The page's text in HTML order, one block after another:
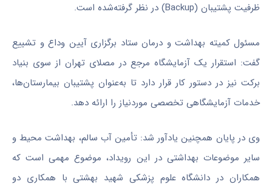
ظرفیت پشتیبان (Backup) در نظر گرفته‌شده است.
مسئول کمیته بهداشت و درمان ستاد برگزاری آیین وداع و تشییع
گفت: استقرار یک آزمایشگاه مرجع در مصلای تهران از سوی بنیاد
برکت نیز در دستور کار قرار دارد تا به‌عنوان پشتیبان بیمارستان‌ها،
خدمات آزمایشگاهی تخصصی موردنیاز را ارائه دهد.
وی در پایان همچنین یادآور شد: تأمین آب سالم، بهداشت محیط و
سایر موضوعات بهداشتی در این رویداد، موضوع مهمی است که
همکاران در دانشگاه علوم پزشکی شهید بهشتی با همکاری دو